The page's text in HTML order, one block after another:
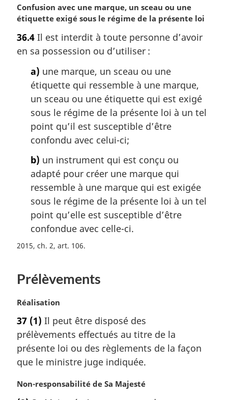
N
o
e
m
Confusion avec une marque, un sceau ou une
étiquette exigé sous le régime de la présente loi
36.4 Il est interdit à toute personne d’avoir
en sa possession ou d’utiliser :
a) une marque, un sceau ou une
étiquette qui ressemble à une marque,
un sceau ou une étiquette qui est exigé
sous le régime de la présente loi à un tel
point qu’il est susceptible d’être
confondu avec celui-ci;
b) un instrument qui est conçu ou
adapté pour créer une marque qui
ressemble à une marque qui est exigée
sous le régime de la présente loi à un tel
point qu’elle est susceptible d’être
confondue avec celle-ci.
2015, ch. 2, art. 106
Prélèvements
N
t
e
m
a
g
Réalisation
37 (1) Il peut être disposé des
prélèvements effectués au titre de la
présente loi ou des règlements de la façon
que le ministre juge indiquée.
N
Non-responsabilité de Sa Majesté